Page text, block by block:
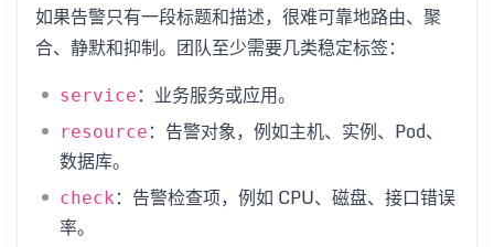
如果告警只有一段标题和描述，很难可靠地路由、聚
合、静默和抑制。团队至少需要几类稳定标签：
service ：业务服务或应用。
resource ：告警对象，例如主机、实例、Pod、
数据库。
check ：告警检查项，例如 CPU、磁盘、接口错误
率。